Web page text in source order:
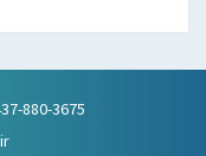
880-3675